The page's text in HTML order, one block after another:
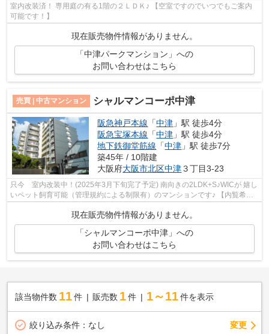
室内改装済！ 専用庭の有る1階の２ＬＤＫ♪ 【空室ですのでいつでもご案内
可能です！】
現在販売物件情報がありません。
「中津パークマンション」への
お問い合わせはこちら
売買 | 中古マンション シャルマンコーポ中津
阪急神戸本線 「中津 」駅 徒歩4分
阪急宝塚本線 「中津 」駅 徒歩4分
地下鉄御堂筋線 「中津 」駅 徒歩7分
築45年 / 10階建
大阪府大阪市北区中津３丁目3-23
只今 室内改装中！(2025年3月下旬完了予定) 南向きの2LDK+S♪WICが 嬉し
いペット飼育可能（管理規約による制限有）のマンションです♪ 【内覧希望
現在販売物件情報がありません。
「シャルマンコーポ中津」への
お問い合わせはこちら
該当物件数 11件 販売数 1 件 1～11 件を表示
絞り込み条件： なし 変更